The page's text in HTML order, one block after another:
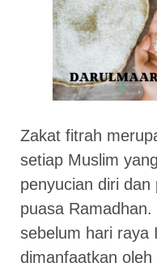
Zakat fitrah
setiap Muslim
penyucian diri
puasa
sebelum hari raya
dimanfaatkan